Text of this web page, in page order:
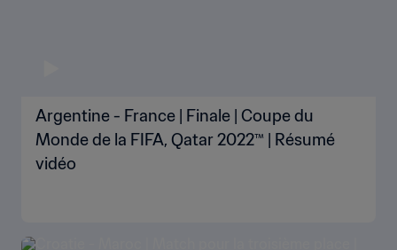
Argentine - France | Finale | Coupe du
Monde de la FIFA, Qatar 2022™ | Résumé
vidéo